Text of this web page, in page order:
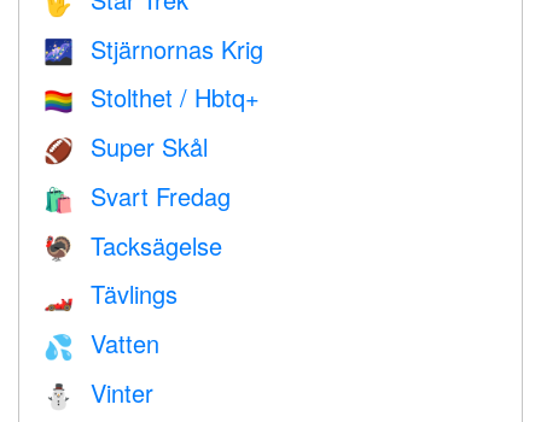
🌌 Stjärnornas Krig
🏳️‍🌈 Stolthet / Hbtq+
🏈 Super Skål
🛍 Svart Fredag
🦃 Tacksägelse
🏎 Tävlings
💦 Vatten
⛄ Vinter